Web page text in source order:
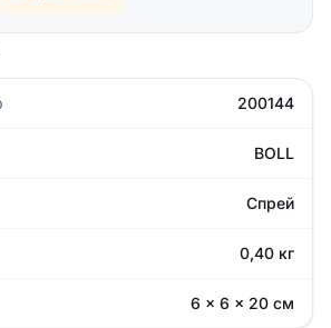
200144
BOLL
Спрей
0,40 кг
6 × 6 × 20 см